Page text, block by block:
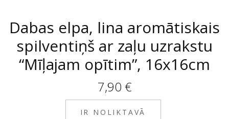
Dabas elpa, lina aromātiskais
spilventiņš ar zaļu uzrakstu
“Mīļajam opītim”, 16x16cm
7,90 €
IR NOLIKTAVĀ